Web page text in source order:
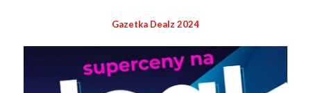
Gazetka Dealz 2024